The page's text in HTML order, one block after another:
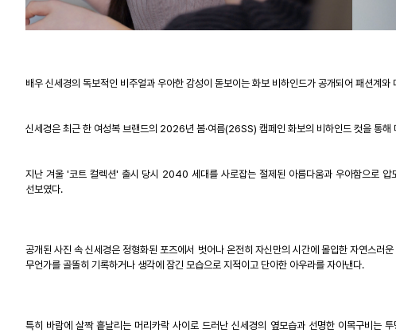
배우 신세경의 독보적인 비주얼과 우아한 감성이 돋보이는 화보 비하인드가 공개되어 패션계와
신세경은 최근 한 여성복 브랜드의 2026년 봄·여름(26SS) 캠페인 화보의 비하인드 컷을 통해
지난 겨울 '코트 컬렉션' 출시 당시 2040세대를 사로잡는 절제된 아름다움과 우아함으로
선보였다.
공개된 사진 속 신세경은 정형화된 포즈에서 벗어나 온전히 자신만의 시간에 몰입한 자연스러
무언가를 골똘히 기록하거나 생각에 잠긴 모습으로 지적이고 단아한 아우라를 자아낸다.
특히 바람에 살짝 흩날리는 머리카락 사이로 드러난 신세경의 옆모습과 선명한 이목구비는